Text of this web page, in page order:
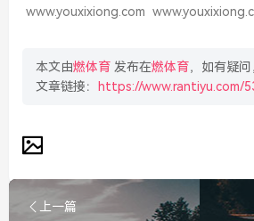
www.youxixiong.com
本文由燃体育 发布在燃体育，如有疑问
文章链接：
https://www.rantiyu.com/
上一篇